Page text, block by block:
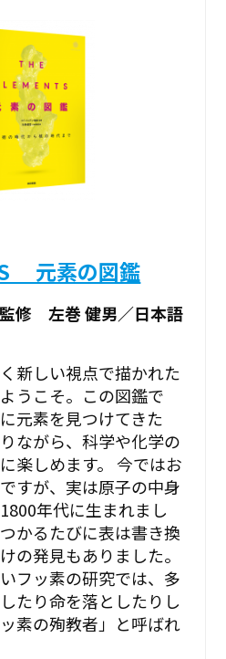
元素の図鑑
修 左巻 健男／日本語
新しい視点で描かれた
うこそ。この図鑑で
元素を見つけてきた
ながら、科学や化学の
楽しめます。 今ではお
すが、実は原子の中身
年代に生まれまし
かるたびに表は書き換
の発見もありました。
フッ素の研究では、多
たり命を落としたりし
素の殉教者」と呼ばれ